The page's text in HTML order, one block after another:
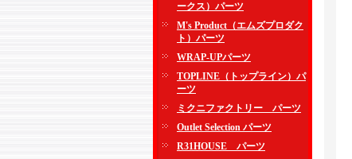
ークス）パーツ
M's Product（エムズプロダク
ト）パーツ
WRAP-UPパーツ
TOPLINE（トップライン）パ
ーツ
ミクニファクトリー パーツ
Outlet Selection パーツ
R31HOUSE パーツ